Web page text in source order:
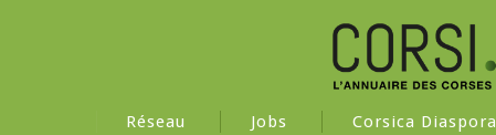
Réseau Jobs Corsica Diaspora